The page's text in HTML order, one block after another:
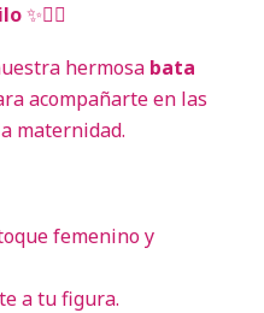
✨🧖‍♀️
hermosa bata
acompañarte en las
maternidad.
femenino y
a tu figura.